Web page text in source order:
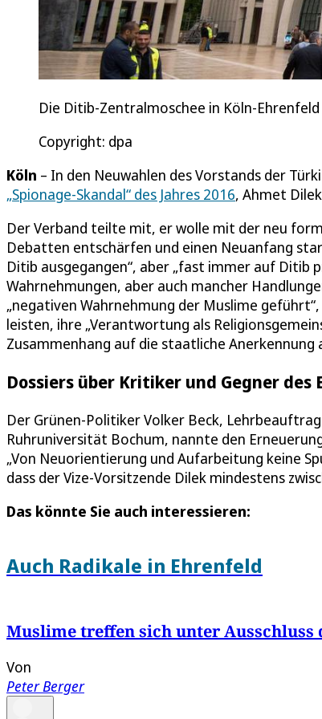
Die Ditib-Zentralmoschee in Köln-Ehrenfeld
Copyright: dpa
Köln – In den Neuwahlen des Vorstands der
„Spionage-Skandal“ des Jahres 2016, Ahmet
Der Verband teilte mit, er wolle mit der neu
Debatten entschärfen und einen Neuanfang
Ditib ausgegangen“, aber „fast immer auf Ditib
Wahrnehmungen, aber auch mancher
„negativen Wahrnehmung der Muslime
leisten, ihre „Verantwortung als
Zusammenhang auf die staatliche
Dossiers über Kritiker und Gegner des
Der Grünen-Politiker Volker Beck,
Ruhruniversität Bochum, nannte den
„Von Neuorientierung und Aufarbeitung keine
dass der Vize-Vorsitzende Dilek mindestens
Das könnte Sie auch interessieren:
Auch Radikale in Ehrenfeld
Muslime treffen sich unter
Von
Peter Berger